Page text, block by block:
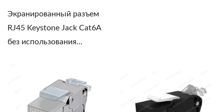
Экранированный разъем
RJ45 Keystone Jack Cat6A
без использования...